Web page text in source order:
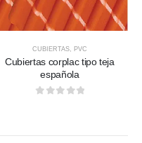
CUBIERTAS PVC
Cubiertas corplac tipo teja
española